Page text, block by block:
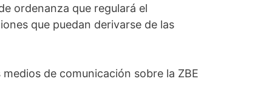
ordenanza que regulará el
que puedan derivarse de las
de comunicación sobre la ZBE